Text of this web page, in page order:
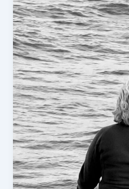
presencia
en
lo
neutro
de
la
vida:
mindfulness
con
género